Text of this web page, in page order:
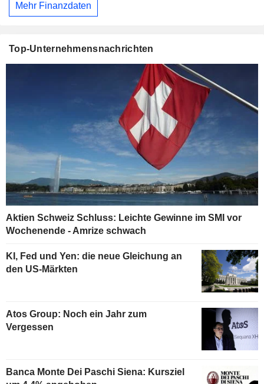
Mehr Finanzdaten
Top-Unternehmensnachrichten
Aktien Schweiz Schluss: Leichte Gewinne im SMI vor
Wochenende - Amrize schwach
KI, Fed und Yen: die neue Gleichung an
den US-Märkten
Atos Group: Noch ein Jahr zum
Vergessen
Banca Monte Dei Paschi Siena: Kursziel